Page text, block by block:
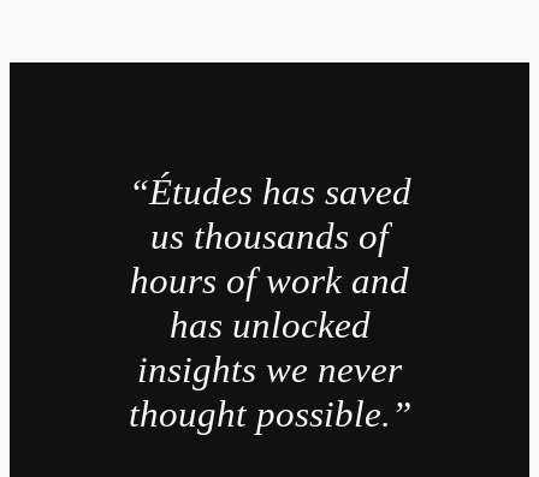
“Études has saved
us thousands of
hours of work and
has unlocked
insights we never
thought possible.”